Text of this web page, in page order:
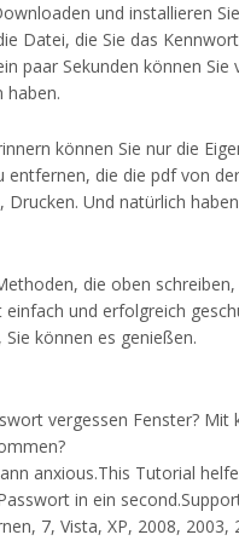
und installieren
Datei, die Sie das
paar Sekunden können Sie
haben.
können Sie nur die
entfernen, die die pdf von
Drucken. Und natürlich
die oben schreiben,
und erfolgreich
können es genießen.
vergessen Fenster? Mit
anxious.This Tutorial
in ein
7, Vista, XP, 2008, 2003,